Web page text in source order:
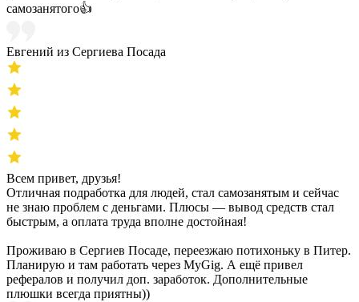
самозанятого👍
Евгений из Сергиева Посада
Всем привет, друзья!
Отличная подработка для людей, стал самозанятым и сейчас
не знаю проблем с деньгами. Плюсы — вывод средств стал
быстрым, а оплата труда вполне достойная!
Проживаю в Сергиев Посаде, переезжаю потихоньку в Питер.
Планирую и там работать через MyGig. А ещё привел
рефералов и получил доп. заработок. Дополнительные
плюшки всегда приятны))